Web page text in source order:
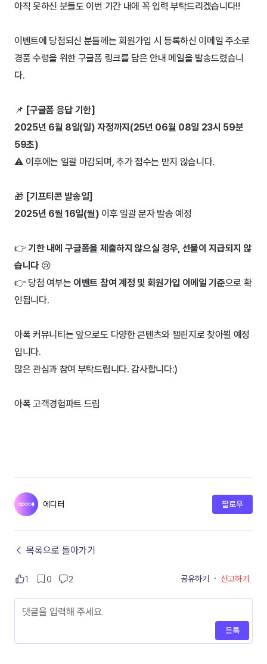
아직 못하신 분들도 이번 기간 내에 꼭 입력 부탁드리겠습니다!!
이벤트에 당첨되신 분들께는 회원가입 시 등록하신 이메일 주소로
경품 수령을 위한 구글폼 링크를 담은 안내 메일을 발송드렸습니
다.
📌 [구글폼 응답 기한]
2025년 6월 8일(일) 자정까지(25년 06월 08일 23시 59분
59초)
⚠️ 이후에는 일괄 마감되며 , 추가 접수는 받지 않습니다.
🎁 [기프티콘 발송일]
2025년 6월 16일(월) 이후 일괄 문자 발송 예정
👉 기한 내에 구글폼을 제출하지 않으실 경우, 선물이 지급되지 않
습니다 😢
👉 당첨 여부는 이벤트 참여 계정 및 회원가입 이메일 기준으로 확
인됩니다.
아폭 커뮤니티는 앞으로도 다양한 콘텐츠와 챌린지로 찾아뵐 예정
입니다.
많은 관심과 참여 부탁드립니다. 감사합니다:)
아폭 고객경험파트 드림
에디터 팔로우
← 목록으로 돌아가기
1 0 2 공유하기 · 신고하기
등록